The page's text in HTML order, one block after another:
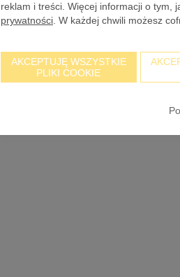
reklam i treści. Więcej informacji o tym,
prywatności . W każdej chwili możesz
AKCEPTUJĘ WSZYSTKIE
PLIKI COOKIE